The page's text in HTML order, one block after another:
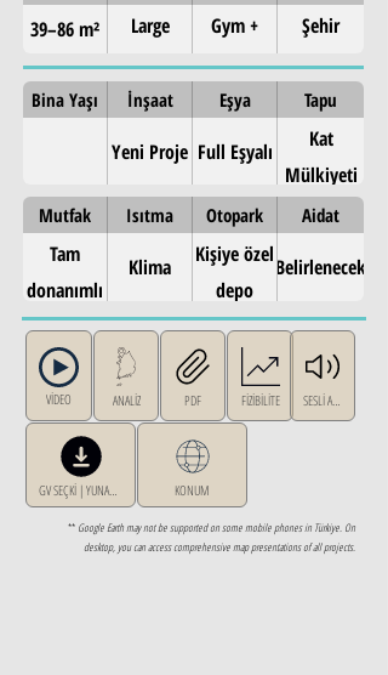
39–86 m²
Large
balconies
(up to 49
Gym +
individual
storage
Şehir
merkezi
kira talebi
Bina Yaşı İnşaat Eşya Tapu
Yeni Proje Full Eşyalı
Kat
Mülkiyeti
Mutfak Isıtma Otopark Aidat
Tam
donanımlı
Klima
Kişiye özel
depo
Belirlenecek
FİZİBİLİTE
VİDEO ANALİZ PDF SESLİ ANLATI
KONUM
** Google Earth may not be supported on some mobile phones in Türkiye. On
desktop, you can access comprehensive map presentations of all projects.